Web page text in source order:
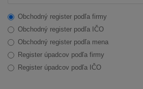
Obchodný register podľa firmy
Obchodný register podľa IČO
Obchodný register podľa mena
Register úpadcov podľa firmy
Register úpadcov podľa IČO